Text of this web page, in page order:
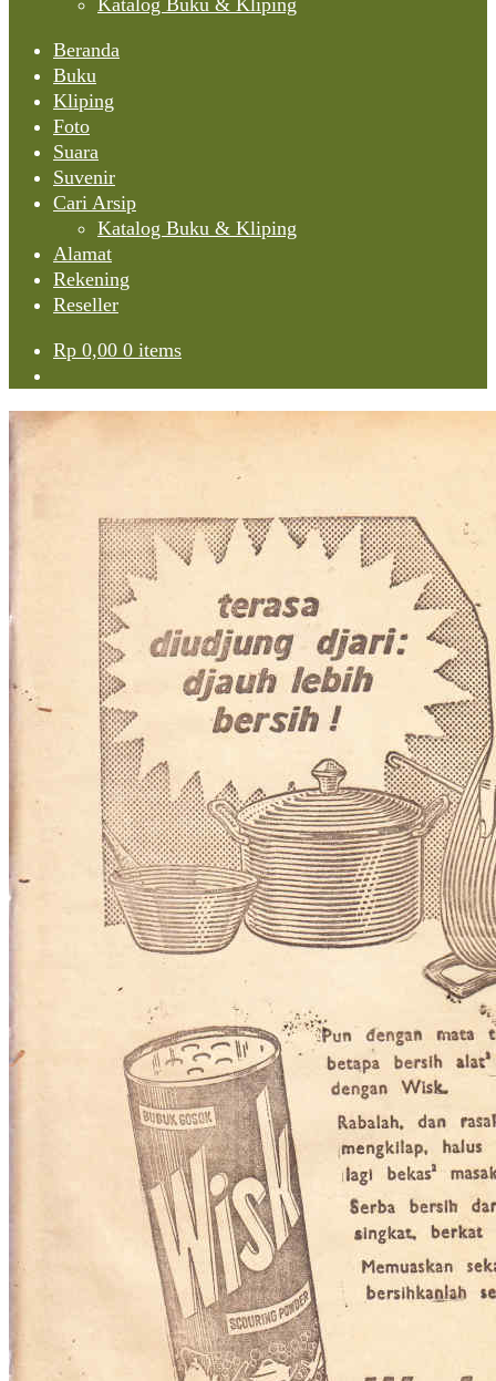
Katalog Buku & Kliping
Beranda
Buku
Kliping
Foto
Suara
Suvenir
Cari Arsip
Katalog Buku & Kliping
Alamat
Rekening
Reseller
Rp 0,00 0 items